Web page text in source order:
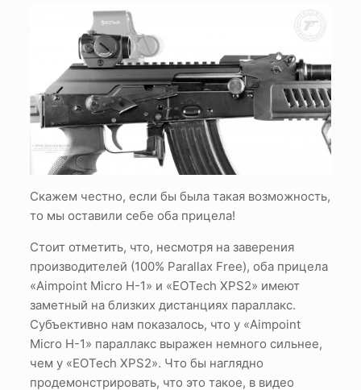
Скажем честно, если бы была такая возможность,
то мы оставили себе оба прицела!
Стоит отметить, что, несмотря на заверения
производителей (100% Parallax Free), оба прицела
«Aimpoint Micro H-1» и «EOTech XPS2» имеют
заметный на близких дистанциях параллакс.
Субъективно нам показалось, что у «Aimpoint
Micro H-1» параллакс выражен немного сильнее,
чем у «EOTech XPS2». Что бы наглядно
продемонстрировать, что это такое, в видео